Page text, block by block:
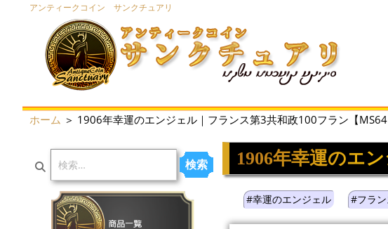
アンティークコイン サンクチュアリ
ホーム ＞ 1906年幸運のエンジェル｜フランス第3共和政100フラン【MS64
検索 1906年幸運のエ
#幸運のエンジェル #フラン